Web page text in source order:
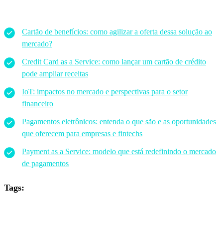
Cartão de benefícios: como agilizar a oferta dessa solução ao
mercado?
Credit Card as a Service: como lançar um cartão de crédito
pode ampliar receitas
IoT: impactos no mercado e perspectivas para o setor
financeiro
Pagamentos eletrônicos: entenda o que são e as oportunidades
que oferecem para empresas e fintechs
Payment as a Service: modelo que está redefinindo o mercado
de pagamentos
Tags: